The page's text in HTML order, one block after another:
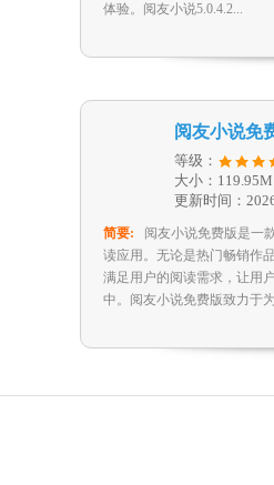
体验。阅友小说5.0.4.2...
阅友小说免
等级：
大小：119.95M
更新时间：
简要:
阅友小说免费版是一
读应用。无论是热门畅销作
满足用户的阅读需求，让用
中。阅友小说免费版致力于